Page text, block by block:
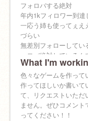
フォロバする絶対
年内1kフィロワー到達
一応う姉も使ってぇ
づらい
無差別フォローしてい
ォロバ絶対している
人いるので（泣）
What I'm
色々なゲームを作って
作ってほしいか書いて
て、リクエストいた
ません。ぜひコメン
ってください！！